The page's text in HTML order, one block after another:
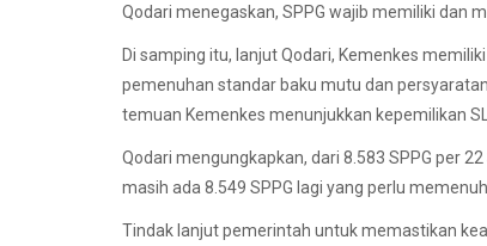
Qodari menegaskan, SPPG wajib memiliki dan
Di samping itu, lanjut Qodari, Kemenkes
pemenuhan standar baku mutu dan
temuan Kemenkes menunjukkan kepemilikan
Qodari mengungkapkan, dari 8.583 SPPG per
masih ada 8.549 SPPG lagi yang perlu
Tindak lanjut pemerintah untuk memastikan